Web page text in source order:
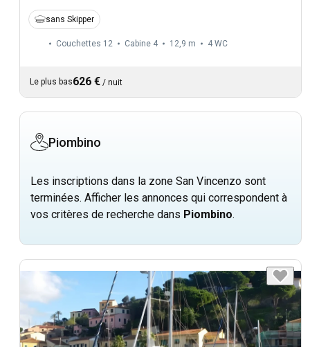
sans Skipper
Couchettes 12 Cabine 4 12,9 m 4 WC
Le plus bas626 € / nuit
Piombino
Les inscriptions dans la zone San Vincenzo sont
terminées. Afficher les annonces qui correspondent à
vos critères de recherche dans Piombino.